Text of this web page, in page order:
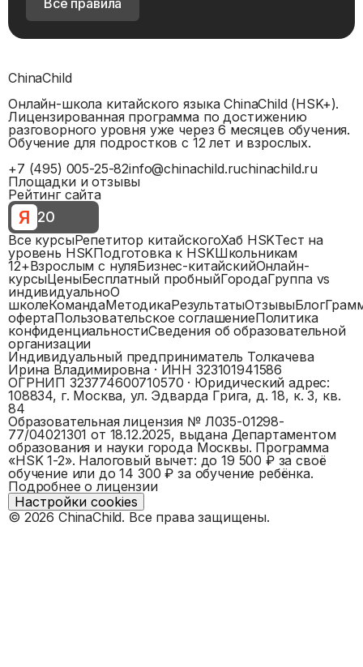
ChinaChild
Онлайн-школа китайского языка ChinaChild (HSK+).
Лицензированная программа по достижению
разговорного уровня уже через 6 месяцев обучения.
Обучение для подростков с 12 лет и взрослых.
+7 (495) 005-25-82info@chinachild.ruchinachild.ru
Площадки и отзывы
Рейтинг сайта
Я 20
Все курсыРепетитор китайскогоХаб HSKТест на
уровень HSKПодготовка к HSKШкольникам
12+Взрослым с нуляБизнес-китайскийОнлайн-
курсыЦеныБесплатный пробныйГородаГруппа vs
индивидуальноО
школеКомандаМетодикаРезультатыОтзывыБлог
офертаПользовательское соглашениеПолитика
конфиденциальностиСведения об образовательной
организации
Индивидуальный предприниматель Толкачева
Ирина Владимировна· ИНН323101941586
ОГРНИП 323774600710570 · Юридический адрес:
108834, г. Москва, ул. Эдварда Грига, д. 18, к. 3, кв.
84
Образовательная лицензия № Л035-01298-
77/04021301 от 18.12.2025, выдана Департаментом
образования и науки города Москвы. Программа
«HSK 1-2». Налоговый вычет: до 19 500 ₽ за своё
обучение или до 14 300 ₽ за обучение ребёнка.
Подробнее о лицензии
Настройки cookies
© 2026 ChinaChild. Все права защищены.